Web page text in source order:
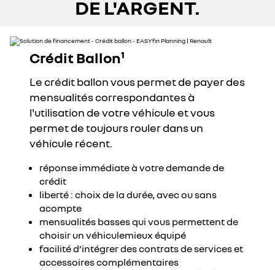
DE L'ARGENT.
Crédit Ballon¹
Le crédit ballon vous permet de payer des
mensualités correspondantes à
l'utilisation de votre véhicule et vous
permet de toujours rouler dans un
véhicule récent.
réponse immédiate à votre demande de
crédit
liberté : choix de la durée, avec ou sans
acompte
mensualités basses qui vous permettent de
choisir un véhiculemieux équipé
facilité d’intégrer des contrats de services et
accessoires complémentaires